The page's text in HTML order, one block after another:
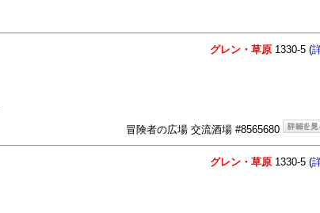
グレン・草原 1330-5 (
冒険者の広場 交流酒場 #8565680
グレン・草原 1330-5 (